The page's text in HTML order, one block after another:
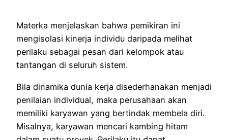
Materka menjelaskan bahwa pemikiran ini
mengisolasi kinerja individu daripada melihat
perilaku sebagai pesan dari kelompok atau
tantangan di seluruh sistem.
Bila dinamika dunia kerja disederhanakan menjadi
penilaian individual, maka perusahaan akan
memiliki karyawan yang bertindak membela diri.
Misalnya, karyawan mencari kambing hitam